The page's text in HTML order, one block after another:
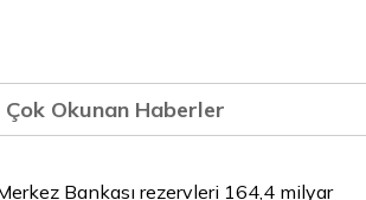
Çok Okunan Haberler
Bankası rezervleri 164,4 milyar